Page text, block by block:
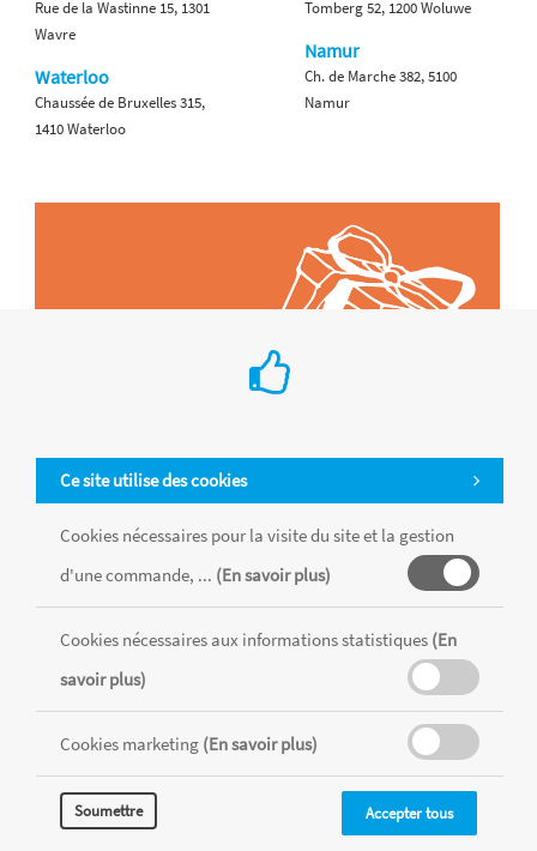
Ce site utilise des cookies
Cookies nécessaires pour la visite du site et la gestion
d'une commande, ... (En savoir plus)
Cookies nécessaires aux informations statistiques (En
savoir plus)
Cookies marketing (En savoir plus)
Soumettre Accepter tous
Rue de la Wastinne 15, 1301
Wavre
Waterloo
Chaussée de Bruxelles 315,
1410 Waterloo
Tomberg 52, 1200 Woluwe
Namur
Ch. de Marche 382, 5100
Namur
Tous les produits sont vendus dans la limite des stocks disponibles de
MENTIONS LÉGALES CONDITIONS GÉNÉRALES
RÉALISÉ AVEC MERCATOR